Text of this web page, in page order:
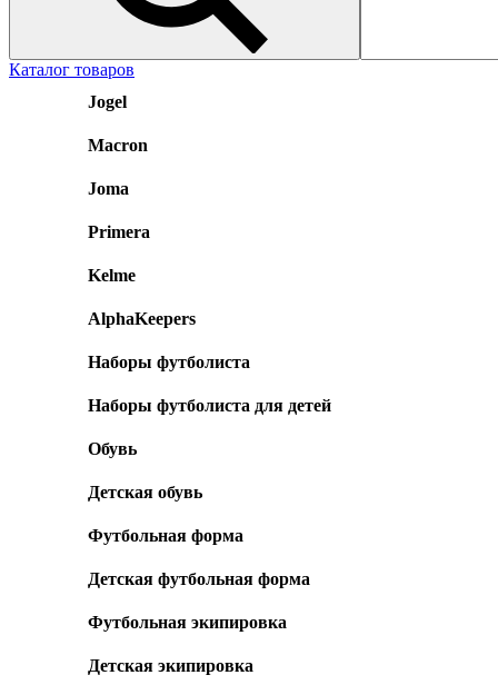
Каталог товаров
Jogel
Macron
Joma
Primera
Kelme
AlphaKeepers
Наборы футболиста
Наборы футболиста для детей
Обувь
Детская обувь
Футбольная форма
Детская футбольная форма
Футбольная экипировка
Детская экипировка